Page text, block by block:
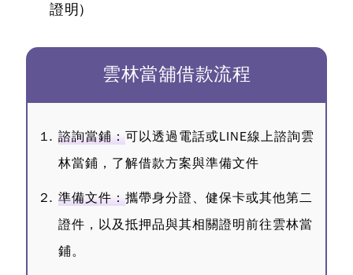
證明)
雲林當舖借款流程
諮詢當鋪： 可以透過電話或LINE線上諮詢雲
林當鋪，了解借款方案與準備文件
準備文件： 攜帶身分證、健保卡或其他第二
證件，以及抵押品與其相關證明前往雲林當
鋪。